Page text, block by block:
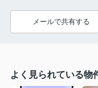
メールで共有する
よく見られている物